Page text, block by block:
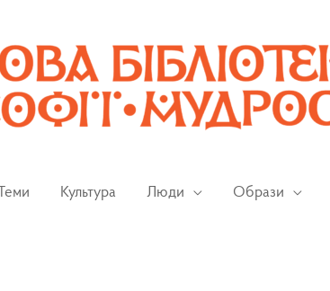
Теми Культура Люди Образи